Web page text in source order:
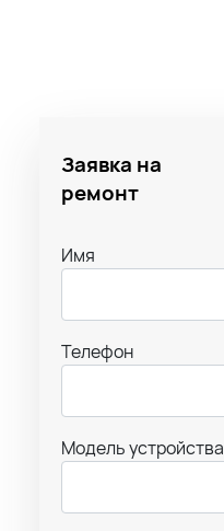
Заявка на
ремонт
Имя
Телефон
Модель устройства